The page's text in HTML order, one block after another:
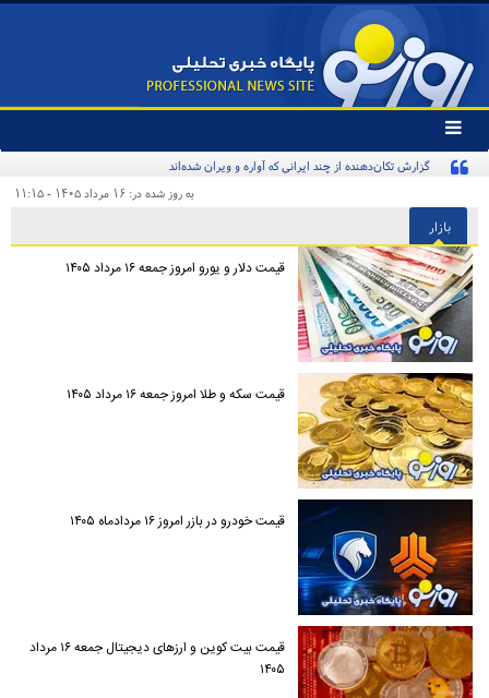
تغییر
وضعیت
منوی
ها
به روز شده در: ۱۶ مرداد ۱۴۰۵ - ۱۱:۱۵
بازار
قیمت دلار و یورو امروز جمعه ۱۶ مرداد ۱۴۰۵
قیمت سکه و طلا امروز جمعه ۱۶ مرداد ۱۴۰۵
قیمت خودرو در بازر امروز ۱۶ مردادماه ۱۴۰۵
قیمت بیت کوین و ارز‌های دیجیتال جمعه ۱۶ مرداد
۱۴۰۵